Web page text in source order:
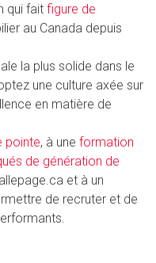
qui fait figure de
au Canada depuis
la plus solide dans le
une culture axée sur
en matière de
pointe, à une formation
de génération de
et à un
de recruter et de